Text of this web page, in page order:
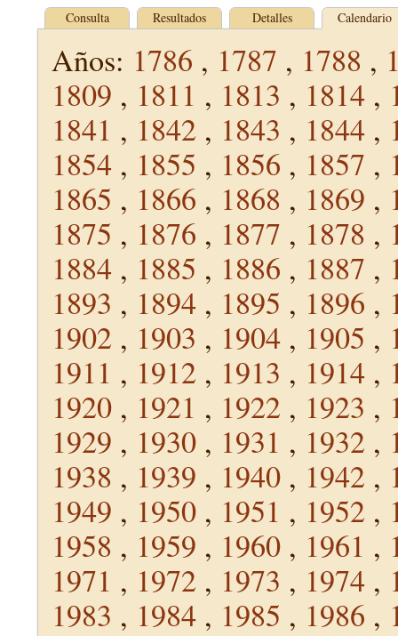
Consulta Resultados Detalles Calendario
Años: 1786 , 1787 , 1788 ,
1809 , 1811 , 1813 , 1814 ,
1841 , 1842 , 1843 , 1844 ,
1854 , 1855 , 1856 , 1857 ,
1865 , 1866 , 1868 , 1869 ,
1875 , 1876 , 1877 , 1878 ,
1884 , 1885 , 1886 , 1887 ,
1893 , 1894 , 1895 , 1896 ,
1902 , 1903 , 1904 , 1905 ,
1911 , 1912 , 1913 , 1914 ,
1920 , 1921 , 1922 , 1923 ,
1929 , 1930 , 1931 , 1932 ,
1938 , 1939 , 1940 , 1942 ,
1949 , 1950 , 1951 , 1952 ,
1958 , 1959 , 1960 , 1961 ,
1971 , 1972 , 1973 , 1974 ,
1983 , 1984 , 1985 , 1986 ,